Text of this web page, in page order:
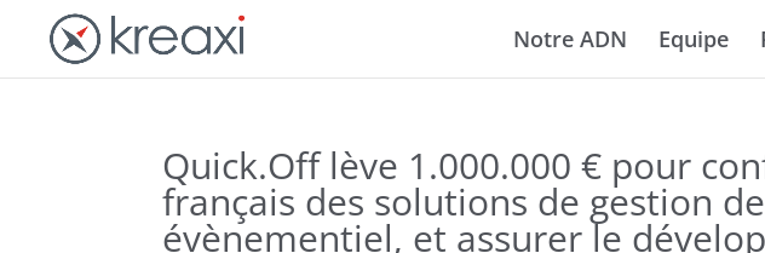
Notre ADN Equipe
Quick.Off lève 1.000.000 € pour
français des solutions de gestion
évènementiel, et assurer le